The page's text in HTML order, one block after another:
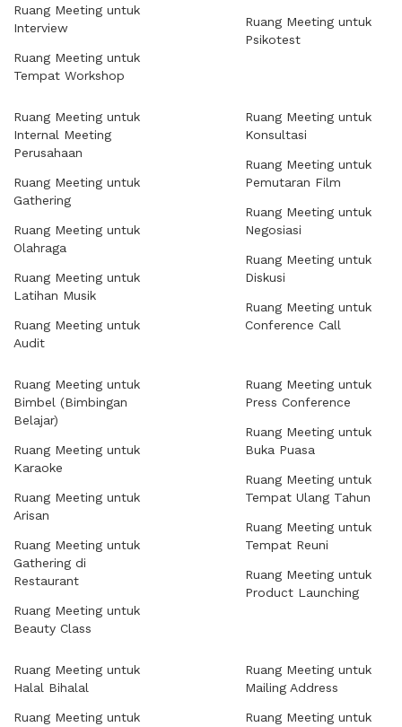
Ruang Meeting untuk
Interview
Ruang Meeting untuk
Tempat Workshop
Ruang Meeting untuk
Psikotest
Ruang Meeting untuk
Internal Meeting
Perusahaan
Ruang Meeting untuk
Gathering
Ruang Meeting untuk
Olahraga
Ruang Meeting untuk
Latihan Musik
Ruang Meeting untuk
Audit
Ruang Meeting untuk
Konsultasi
Ruang Meeting untuk
Pemutaran Film
Ruang Meeting untuk
Negosiasi
Ruang Meeting untuk
Diskusi
Ruang Meeting untuk
Conference Call
Ruang Meeting untuk
Bimbel (Bimbingan
Belajar)
Ruang Meeting untuk
Karaoke
Ruang Meeting untuk
Arisan
Ruang Meeting untuk
Gathering di
Restaurant
Ruang Meeting untuk
Beauty Class
Ruang Meeting untuk
Press Conference
Ruang Meeting untuk
Buka Puasa
Ruang Meeting untuk
Tempat Ulang Tahun
Ruang Meeting untuk
Tempat Reuni
Ruang Meeting untuk
Product Launching
Ruang Meeting untuk
Halal Bihalal
Ruang Meeting untuk
Ruang Meeting untuk
Mailing Address
Ruang Meeting untuk